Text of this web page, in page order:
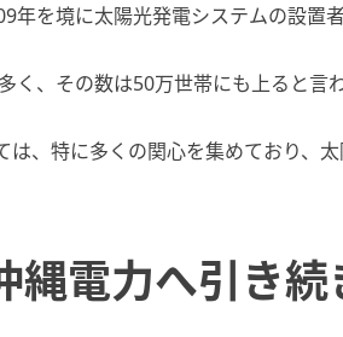
を境に太陽光発電システムの設置
、その数は50万世帯にも上ると言わ
、特に多くの関心を集めており、
電力へ引き